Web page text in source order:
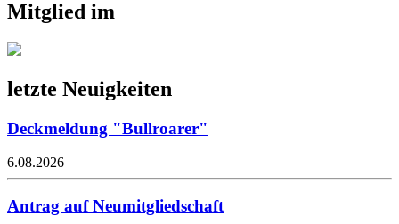
Mitglied im
letzte Neuigkeiten
Deckmeldung "Bullroarer"
6.08.2026
Antrag auf Neumitgliedschaft